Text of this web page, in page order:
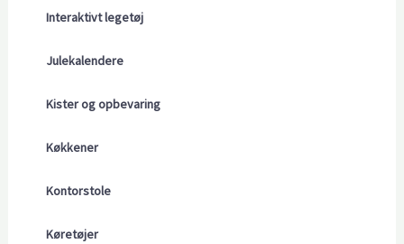
Interaktivt legetøj
Julekalendere
Kister og opbevaring
Køkkener
Kontorstole
Køretøjer